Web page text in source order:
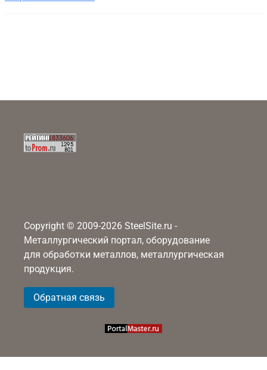
Copyright © 2009-2026 SteelSite.ru -
Металлургический портал, оборудование
для обработки металлов, металлургическая
продукция.
Обратная связь